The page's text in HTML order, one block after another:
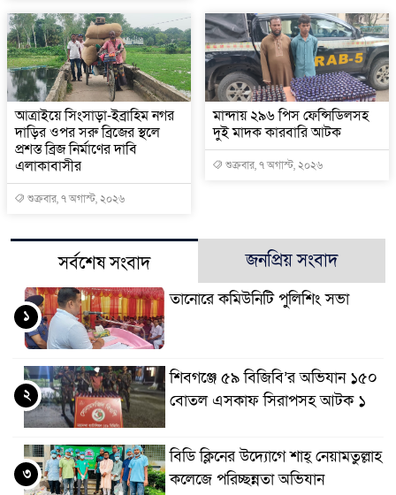
আত্রাইয়ে সিংসাড়া-ইব্রাহিম নগর
দাড়ির ওপর সরু ব্রিজের স্থলে
প্রশস্ত ব্রিজ নির্মাণের দাবি
এলাকাবাসীর
শুক্রবার, ৭ অগাস্ট, ২০২৬
মান্দায় ২৯৬ পিস ফেন্সিডিলসহ
দুই মাদক কারবারি আটক
শুক্রবার, ৭ অগাস্ট, ২০২৬
সর্বশেষ সংবাদ জনপ্রিয় সংবাদ
তানোরে কমিউনিটি পুলিশিং সভা
১
শিবগঞ্জে ৫৯ বিজিবি’র অভিযান ১৫০
বোতল এসকাফ সিরাপসহ আটক ১
২
বিডি ক্লিনের উদ্যোগে শাহ্ নেয়ামতুল্লাহ
কলেজে পরিচ্ছন্নতা অভিযান
৩